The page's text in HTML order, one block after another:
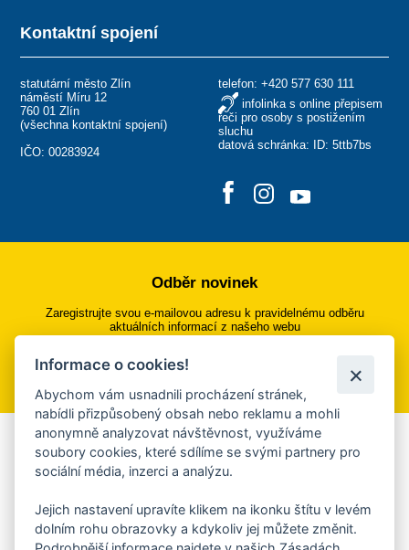
Kontaktní spojení
statutární město Zlín
náměstí Míru 12
760 01 Zlín
(všechna kontaktní spojení)
IČO: 00283924
telefon: +420 577 630 111
infolinka s online přepisem
řeči pro osoby s postižením
sluchu
datová schránka: ID: 5ttb7bs
Odběr novinek
Zaregistrujte svou e-mailovou adresu k pravidelnému odběru
aktuálních informací z našeho webu
Přihlásit se k odběru
Aplikace Mobilní rozhlas
Chcete dostávat do svého mobilu či mailu upozornění na
ankety, pozvánky na kulturní a sportovní akce?
Více informací o aplikaci
Informace o cookies!
Abychom vám usnadnili procházení stránek,
nabídli přizpůsobený obsah nebo reklamu a mohli
anonymně analyzovat návštěvnost, využíváme
soubory cookies, které sdílíme se svými partnery pro
sociální média, inzerci a analýzu.
Jejich nastavení upravíte klikem na ikonku štítu v levém
dolním rohu obrazovky a kdykoliv jej můžete změnit.